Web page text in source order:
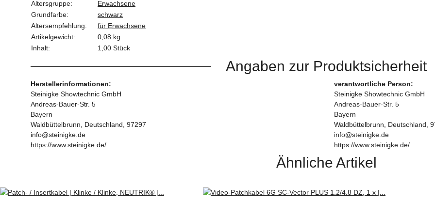
Altersgruppe:
Erwachsene
Grundfarbe:
schwarz
Altersempfehlung:
für Erwachsene
Artikelgewicht:
0,08 kg
Inhalt:
1,00 Stück
Angaben zur Produktsicherheit
Herstellerinformationen:
Steinigke Showtechnic GmbH
Andreas-Bauer-Str. 5
Bayern
Waldbüttelbrunn, Deutschland, 97297
info@steinigke.de
https://www.steinigke.de/
verantwortliche Person:
Steinigke Showtechnic GmbH
Andreas-Bauer-Str. 5
Bayern
Waldbüttelbrunn, Deutschland,
info@steinigke.de
https://www.steinigke.de/
Ähnliche Artikel